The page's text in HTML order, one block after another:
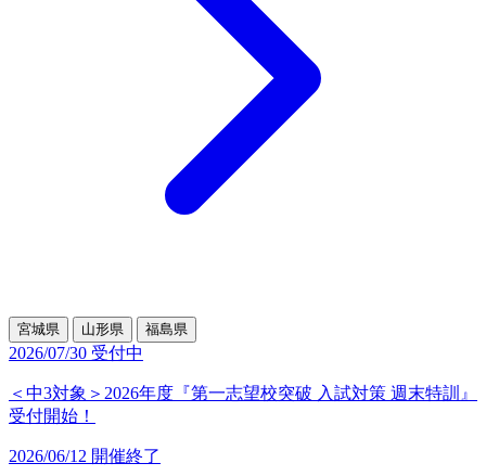
宮城県 山形県 福島県
2026/07/30 受付中
＜中3対象＞2026年度『第一志望校突破 入試対策 週末特訓』
受付開始！
2026/06/12 開催終了